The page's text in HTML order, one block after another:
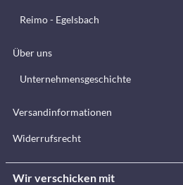
Reimo - Egelsbach
Über uns
Unternehmensgeschichte
Versandinformationen
Widerrufsrecht
Wir verschicken mit